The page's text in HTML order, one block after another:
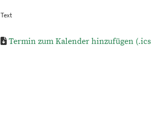
Text
Termin zum Kalender hinzufügen